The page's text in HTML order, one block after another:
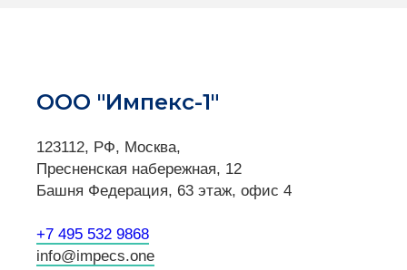
ООО "Импекс-1"
123112, РФ, Москва,
Пресненская набережная, 12
Башня Федерация, 63 этаж, офис 4
+7 495 532 9868
info@impecs.one